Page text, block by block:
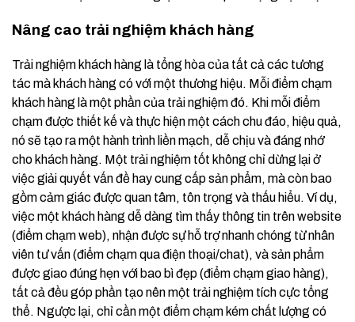
Nâng cao trải nghiệm khách hàng
Trải nghiệm khách hàng là tổng hòa của tất cả các tương
tác mà khách hàng có với một thương hiệu. Mỗi điểm chạm
khách hàng là một phần của trải nghiệm đó. Khi mỗi điểm
chạm được thiết kế và thực hiện một cách chu đáo, hiệu quả,
nó sẽ tạo ra một hành trình liền mạch, dễ chịu và đáng nhớ
cho khách hàng. Một trải nghiệm tốt không chỉ dừng lại ở
việc giải quyết vấn đề hay cung cấp sản phẩm, mà còn bao
gồm cảm giác được quan tâm, tôn trọng và thấu hiểu. Ví dụ,
việc một khách hàng dễ dàng tìm thấy thông tin trên website
(điểm chạm web), nhận được sự hỗ trợ nhanh chóng từ nhân
viên tư vấn (điểm chạm qua điện thoại/chat), và sản phẩm
được giao đúng hẹn với bao bì đẹp (điểm chạm giao hàng),
tất cả đều góp phần tạo nên một trải nghiệm tích cực tổng
thể. Ngược lại, chỉ cần một điểm chạm kém chất lượng có